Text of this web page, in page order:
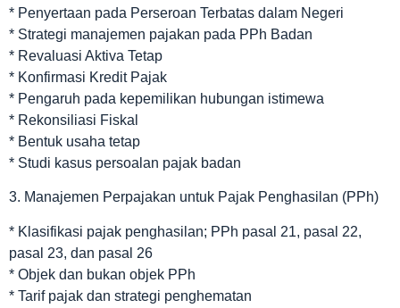
* Penyertaan pada Perseroan Terbatas dalam Negeri
* Strategi manajemen pajakan pada PPh Badan
* Revaluasi Aktiva Tetap
* Konfirmasi Kredit Pajak
* Pengaruh pada kepemilikan hubungan istimewa
* Rekonsiliasi Fiskal
* Bentuk usaha tetap
* Studi kasus persoalan pajak badan
3. Manajemen Perpajakan untuk Pajak Penghasilan (PPh)
* Klasifikasi pajak penghasilan; PPh pasal 21, pasal 22,
pasal 23, dan pasal 26
* Objek dan bukan objek PPh
* Tarif pajak dan strategi penghematan